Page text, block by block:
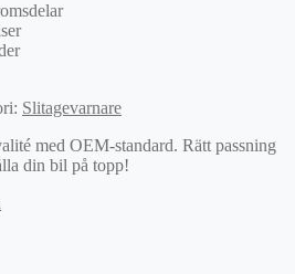
Slitagevarnare
med OEM-standard. Rätt passning
din bil på topp!